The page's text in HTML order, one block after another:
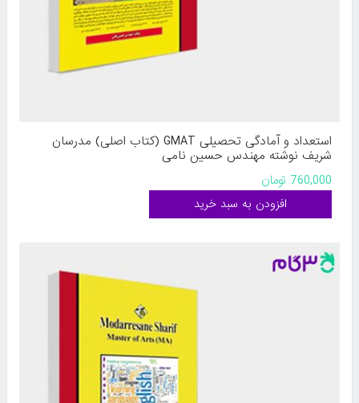
استعداد و آمادگی تحصیلی GMAT (کتاب اصلی) مدرسان
شریف نوشته مهندس حسین نامی
760,000 تومان